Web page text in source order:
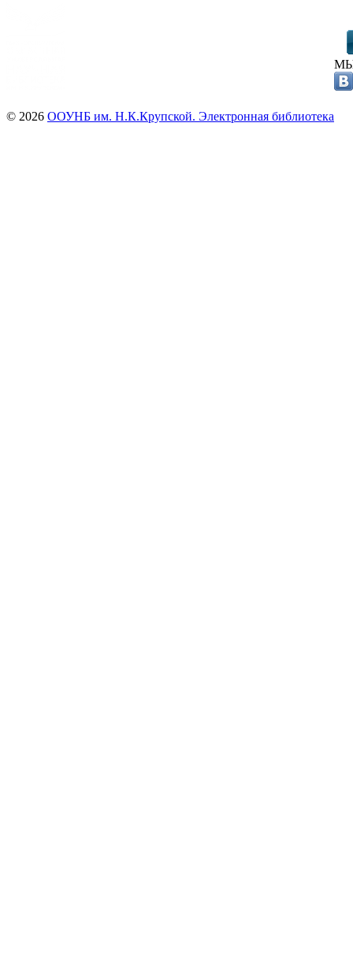
© 2026 ООУНБ им. Н.К.Крупской. Электронная библиотека